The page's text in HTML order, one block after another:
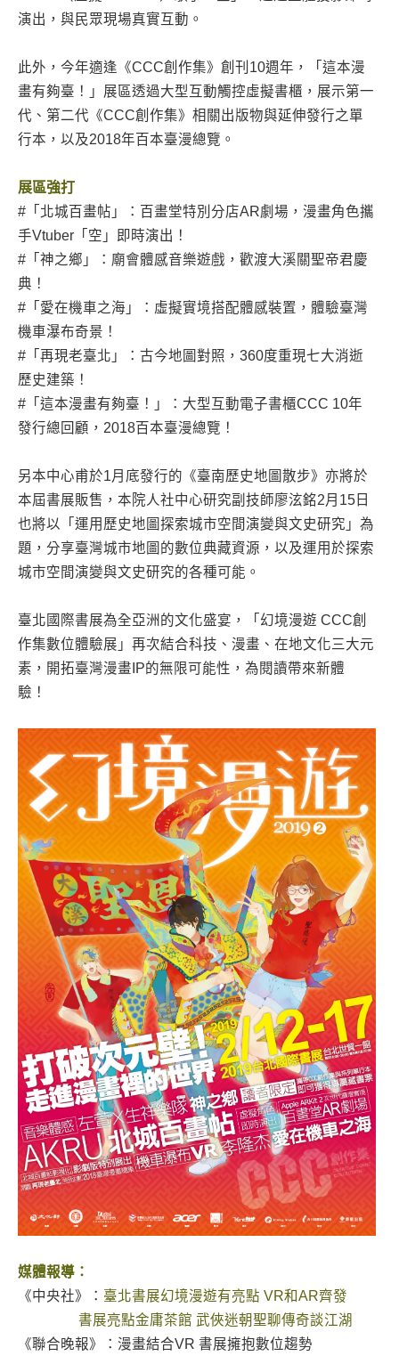
演出，與民眾現場真實互動。
此外，今年適逢《CCC創作集》創刊10週年，「這本漫
畫有夠臺！」展區透過大型互動觸控虛擬書櫃，展示第一
代、第二代《CCC創作集》相關出版物與延伸發行之單
行本，以及2018年百本臺漫總覽。
展區強打
#「北城百畫帖」：百畫堂特別分店AR劇場，漫畫角色攜
手Vtuber「空」即時演出！
#「神之鄉」：廟會體感音樂遊戲，歡渡大溪關聖帝君慶
典！
#「愛在機車之海」：虛擬實境搭配體感裝置，體驗臺灣
機車瀑布奇景！
#「再現老臺北」：古今地圖對照，360度重現七大消逝
歷史建築！
#「這本漫畫有夠臺！」：大型互動電子書櫃CCC 10年
發行總回顧，2018百本臺漫總覽！
另本中心甫於1月底發行的《臺南歷史地圖散步》亦將於
本屆書展販售，本院人社中心研究副技師廖泫銘2月15日
也將以「運用歷史地圖探索城市空間演變與文史研究」為
題，分享臺灣城市地圖的數位典藏資源，以及運用於探索
城市空間演變與文史研究的各種可能。
臺北國際書展為全亞洲的文化盛宴，「幻境漫遊 CCC創
作集數位體驗展」再次結合科技、漫畫、在地文化三大元
素，開拓臺灣漫畫IP的無限可能性，為閱讀帶來新體
驗！
媒體報導：
《中央社》： 臺北書展幻境漫遊有亮點 VR和AR齊發
書展亮點金庸茶館 武俠迷朝聖聊傳奇談江湖
《聯合晚報》：漫畫結合VR 書展擁抱數位趨勢